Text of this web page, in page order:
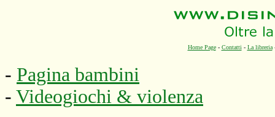
Home Page- Contatti - La libreria
- Pagina bambini
- Videogiochi & violenza